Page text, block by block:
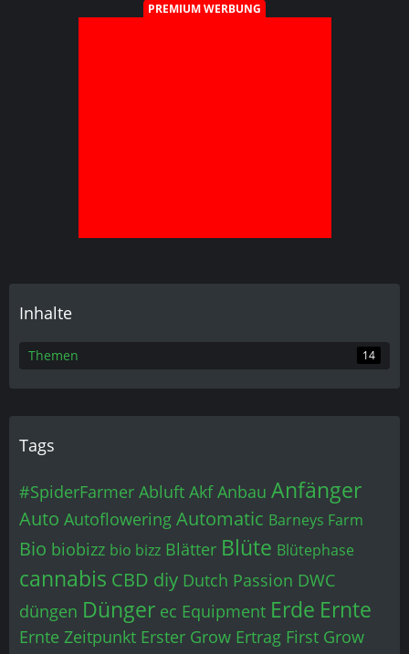
PREMIUM WERBUNG
Inhalte
Themen 14
Tags
#SpiderFarmer Abluft Akf Anbau Anfänger
Auto Autoflowering Automatic Barneys Farm
Bio biobizz bio bizz Blätter Blüte Blütephase
cannabis CBD diy Dutch Passion DWC
düngen Dünger ec Equipment Erde Ernte
Ernte Zeitpunkt Erster Grow Ertrag First Grow